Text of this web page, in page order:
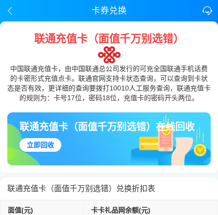
卡券兑换
联通充值卡（面值千万别选错）
中国联通充值卡，由中国联通总公司发行的可充全国联通手机话费
的卡密形式充值点卡。联通官网支持卡状态查询，可以查询到卡状
态是否有效，更详细的查询要拨打10010人工服务查询，联通充值卡
的规则为：卡号17位，密码18位，充值卡的密码开头两位。
联通充值卡（面值千万别选错）在线回收
立即回收
联通充值卡（面值千万别选错）兑换折扣表
面值(元) 卡卡礼品网余额(元)